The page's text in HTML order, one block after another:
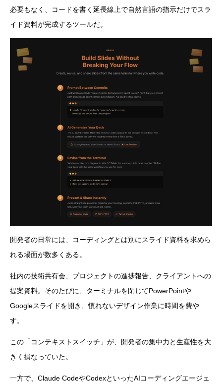
必要もなく、コードを書く延長線上で自然言語の指示だけでスラ
イド資料が完成するツールだ。
開発者の日常には、コーディングとは別にスライド資料を求めら
れる場面が数多くある。
社内の技術共有会、プロジェクトの進捗報告、クライアントへの
提案資料。そのたびに、ターミナルを閉じてPowerPointや
Googleスライドを開き、慣れないデザイン作業に時間を費や
す。
この「コンテキストスイッチ」が、開発者の集中力と生産性を大
きく損なっていた。
一方で、Claude CodeやCodexといったAIコーディングエージェ